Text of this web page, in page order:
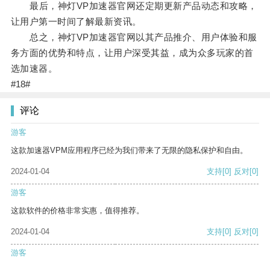
最后，神灯VP加速器官网还定期更新产品动态和攻略，
让用户第一时间了解最新资讯。
总之，神灯VP加速器官网以其产品推介、用户体验和服
务方面的优势和特点，让用户深受其益，成为众多玩家的首
选加速器。
#18#
评论
游客
这款加速器VPM应用程序已经为我们带来了无限的隐私保护和自由。
2024-01-04 支持[0] 反对[0]
游客
这款软件的价格非常实惠，值得推荐。
2024-01-04 支持[0] 反对[0]
游客